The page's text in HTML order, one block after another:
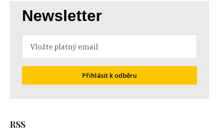
Newsletter
Přihlásit k odběru
RSS